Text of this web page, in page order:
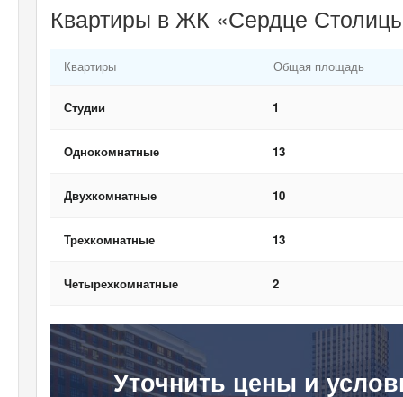
Квартиры в ЖК «Сердце
Квартиры Общая площадь
Студии 1
Однокомнатные 13
Двухкомнатные 10
Трехкомнатные 13
Четырехкомнатные 2
Уточнить цены и